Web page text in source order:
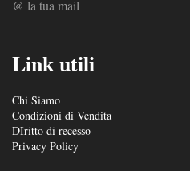
Link utili
Chi Siamo
Condizioni di Vendita
DIritto di recesso
Privacy Policy